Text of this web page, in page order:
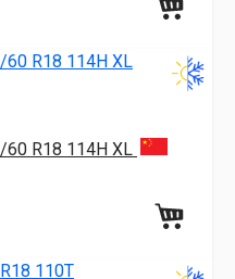
60 R18 114H XL